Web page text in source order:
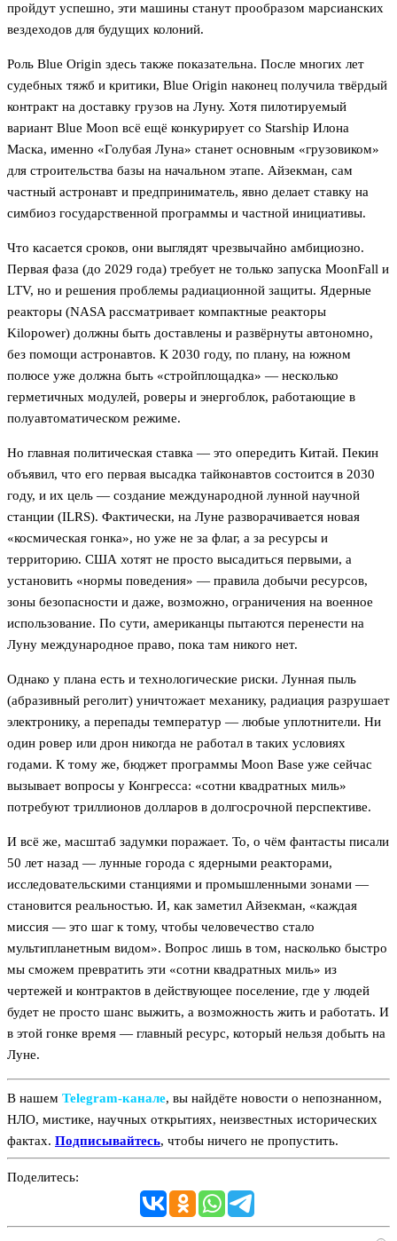
пройдут успешно, эти машины станут прообразом марсианских
вездеходов для будущих колоний.
Роль Blue Origin здесь также показательна. После многих лет
судебных тяжб и критики, Blue Origin наконец получила твёрдый
контракт на доставку грузов на Луну. Хотя пилотируемый
вариант Blue Moon всё ещё конкурирует со Starship Илона
Маска, именно «Голубая Луна» станет основным «грузовиком»
для строительства базы на начальном этапе. Айзекман, сам
частный астронавт и предприниматель, явно делает ставку на
симбиоз государственной программы и частной инициативы.
Что касается сроков, они выглядят чрезвычайно амбициозно.
Первая фаза (до 2029 года) требует не только запуска MoonFall и
LTV, но и решения проблемы радиационной защиты. Ядерные
реакторы (NASA рассматривает компактные реакторы
Kilopower) должны быть доставлены и развёрнуты автономно,
без помощи астронавтов. К 2030 году, по плану, на южном
полюсе уже должна быть «стройплощадка» — несколько
герметичных модулей, роверы и энергоблок, работающие в
полуавтоматическом режиме.
Но главная политическая ставка — это опередить Китай. Пекин
объявил, что его первая высадка тайконавтов состоится в 2030
году, и их цель — создание международной лунной научной
станции (ILRS). Фактически, на Луне разворачивается новая
«космическая гонка», но уже не за флаг, а за ресурсы и
территорию. США хотят не просто высадиться первыми, а
установить «нормы поведения» — правила добычи ресурсов,
зоны безопасности и даже, возможно, ограничения на военное
использование. По сути, американцы пытаются перенести на
Луну международное право, пока там никого нет.
Однако у плана есть и технологические риски. Лунная пыль
(абразивный реголит) уничтожает механику, радиация разрушает
электронику, а перепады температур — любые уплотнители. Ни
один ровер или дрон никогда не работал в таких условиях
годами. К тому же, бюджет программы Moon Base уже сейчас
вызывает вопросы у Конгресса: «сотни квадратных миль»
потребуют триллионов долларов в долгосрочной перспективе.
И всё же, масштаб задумки поражает. То, о чём фантасты писали
50 лет назад — лунные города с ядерными реакторами,
исследовательскими станциями и промышленными зонами —
становится реальностью. И, как заметил Айзекман, «каждая
миссия — это шаг к тому, чтобы человечество стало
мультипланетным видом». Вопрос лишь в том, насколько быстро
мы сможем превратить эти «сотни квадратных миль» из
чертежей и контрактов в действующее поселение, где у людей
будет не просто шанс выжить, а возможность жить и работать. И
в этой гонке время — главный ресурс, который нельзя добыть на
Луне.
В нашем Telegram‑канале, вы найдёте новости о непознанном,
НЛО, мистике, научных открытиях, неизвестных исторических
фактах. Подписывайтесь, чтобы ничего не пропустить.
Поделитесь: